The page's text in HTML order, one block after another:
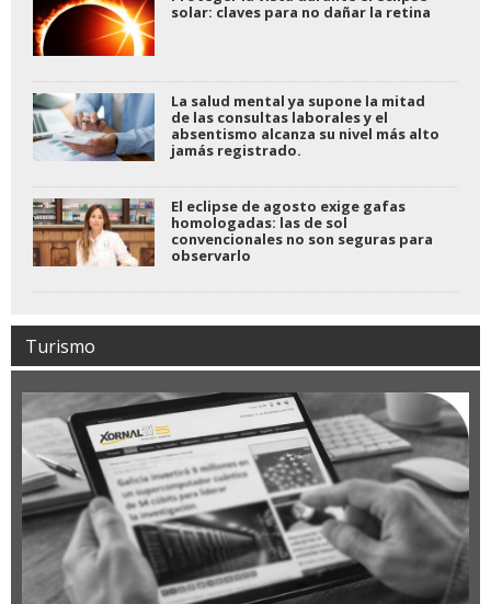
solar: claves para no dañar la retina
La salud mental ya supone la mitad
de las consultas laborales y el
absentismo alcanza su nivel más alto
jamás registrado.
El eclipse de agosto exige gafas
homologadas: las de sol
convencionales no son seguras para
observarlo
Turismo